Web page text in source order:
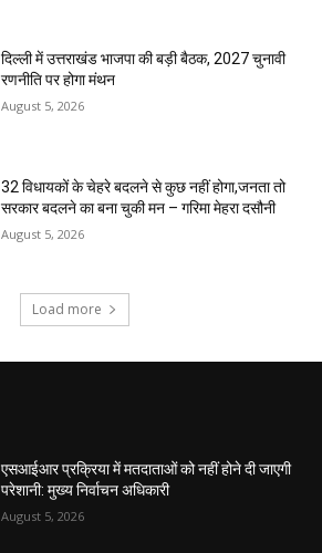
दिल्ली में उत्तराखंड भाजपा की बड़ी बैठक, 2027 चुनावी
रणनीति पर होगा मंथन
August 5, 2026
32 विधायकों के चेहरे बदलने से कुछ नहीं होगा,जनता तो
सरकार बदलने का बना चुकी मन – गरिमा मेहरा दसौनी
August 5, 2026
Load more
एसआईआर प्रक्रिया में मतदाताओं को नहीं होने दी जाएगी
परेशानी: मुख्य निर्वाचन अधिकारी
August 5, 2026